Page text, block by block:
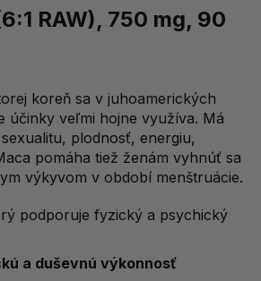
RAW), 750 mg, 90
koreň sa v juhoamerických
účinky veľmi hojne využíva. Má
plodnosť, energiu,
pomáha tiež ženám vyhnúť sa
výkyvom v období menštruácie.
podporuje fyzický a psychický
a duševnú výkonnosť